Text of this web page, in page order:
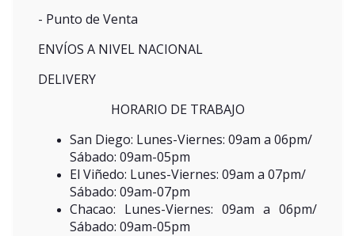
- Punto de Venta
ENVÍOS A NIVEL NACIONAL
DELIVERY
HORARIO DE TRABAJO
San Diego: Lunes-Viernes: 09am a 06pm/
Sábado: 09am-05pm
El Viñedo: Lunes-Viernes: 09am a 07pm/
Sábado: 09am-07pm
Chacao: Lunes-Viernes: 09am a 06pm/
Sábado: 09am-05pm